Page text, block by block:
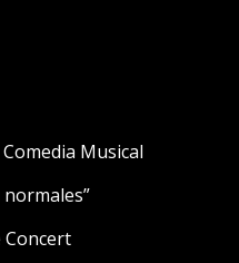
Musical
Concert